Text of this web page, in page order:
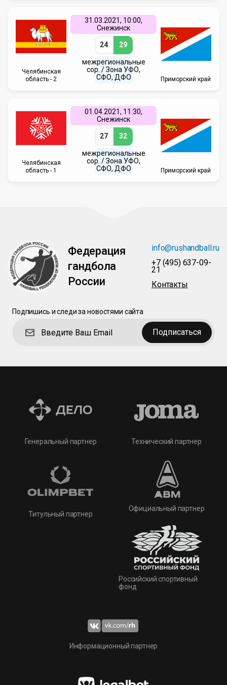
Челябинская
область - 2
31.03.2021, 10:00,
Снежинск
24 29
межрегиональные
сор. / Зона УФО,
СФО, ДФО
Приморский край
Челябинская
область - 1
01.04.2021, 11:30,
Снежинск
27 32
межрегиональные
сор. / Зона УФО,
СФО, ДФО
Приморский край
Федерация
гандбола
России
info@rushandball.ru
+7 (495) 637-09-
21
Контакты
Подпишись и следи за новостями сайта
Подписаться
Генеральный партнер
Титульный партнер
Технический партнер
Официальный партнер
Российский спортивный
фонд
Информационный партнер